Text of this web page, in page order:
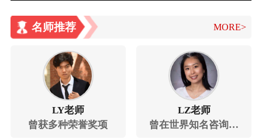
名师推荐 MORE>
LY老师
曾获多种荣誉奖项
LZ老师
曾在世界知名咨询公